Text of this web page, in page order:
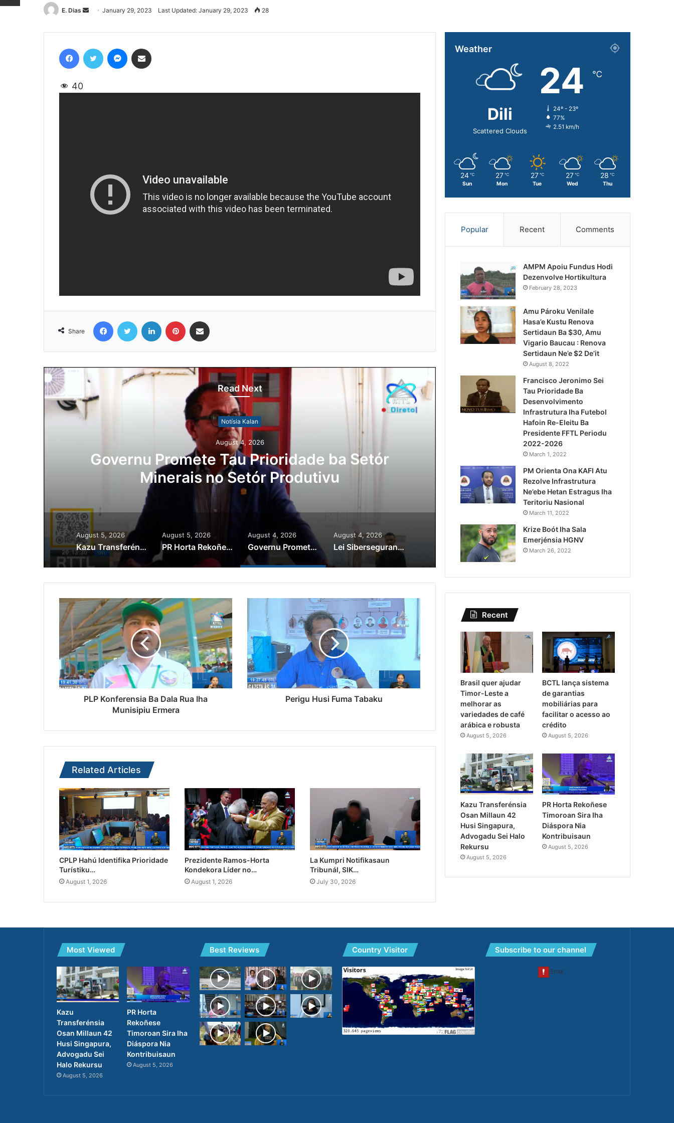
E. Dias
Send
email
January 29, 2023 Last Updated: January 29, 2023 28
40
Share
Read Next
Notísia Kalan
August 4, 2026
Governu Promete Tau Prioridade ba Setór
Minerais no Setór Produtivu
Lei Siberseguransa Ajuda
Kaptura Autór Kriminozu
Estranjeiru
August 5, 2026
Kazu Transferénsia Osan Millaun 42 Husi Singapura, Advogadu Sei Halo Rekursu
August 5, 2026
PR Horta Rekoñese Timoroan Sira Iha Diáspora Nia Kontribuisaun
August 4, 2026
Governu Promete Tau Prioridade ba Setór Minerais no Setór Produtivu
August 4, 2026
Lei Siberseguransa Ajuda Autoridade Polisiál Kaptura Autór Kriminozu ho Paradeiru Iha Estranjeiru
PLP Konferensia Ba Dala Rua Iha
Munisipiu Ermera
Perigu Husi Fuma Tabaku
Related Articles
CPLP Hahú Identifika Prioridade
Turístiku…
August 1, 2026
Prezidente Ramos-Horta
Kondekora Líder no…
August 1, 2026
La Kumpri Notifikasaun
Tribunál, SIK…
July 30, 2026
Weather
Dili
Scattered Clouds
24 ℃
24º - 23º
77%
2.51 km/h
24 ℃
Sun
27 ℃
Mon
27 ℃
Tue
27 ℃
Wed
28 ℃
Thu
Popular Recent Comments
AMPM Apoiu Fundus Hodi
Dezenvolve Hortikultura
February 28, 2023
Amu Pároku Venilale
Hasa’e Kustu Renova
Sertidaun Ba $30, Amu
Vigario Baucau : Renova
Sertidaun Ne’e $2 De’it
August 8, 2022
Francisco Jeronimo Sei
Tau Prioridade Ba
Desenvolvimento
Infrastrutura Iha Futebol
Hafoin Re-Eleitu Ba
Presidente FFTL Periodu
2022-2026
March 1, 2022
PM Orienta Ona KAFI Atu
Rezolve Infrastrutura
Ne’ebe Hetan Estragus Iha
Teritoriu Nasional
March 11, 2022
Krize Boót Iha Sala
Emerjénsia HGNV
March 26, 2022
Recent
Brasil quer ajudar
Timor-Leste a
melhorar as
variedades de café
arábica e robusta
August 5, 2026
BCTL lança sistema
de garantias
mobiliárias para
facilitar o acesso ao
crédito
August 5, 2026
Kazu Transferénsia
Osan Millaun 42
Husi Singapura,
Advogadu Sei Halo
Rekursu
August 5, 2026
PR Horta Rekoñese
Timoroan Sira Iha
Diáspora Nia
Kontribuisaun
August 5, 2026
Most Viewed
Kazu
Transferénsia
Osan Millaun 42
Husi Singapura,
Advogadu Sei
Halo Rekursu
August 5, 2026
PR Horta
Rekoñese
Timoroan Sira Iha
Diáspora Nia
Kontribuisaun
August 5, 2026
Best Reviews Country Visitor Subscribe to our channel